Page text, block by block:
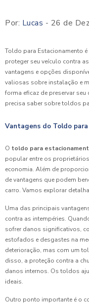
Por: Lucas - 26 de
Toldo para Estacionamento
proteger seu veículo contra
vantagens e opções
valiosas sobre instalação e
forma eficaz de preservar
precisa saber sobre toldos
Vantagens do Toldo
O toldo para
popular entre os
economia. Além de
de vantagens que podem
carro. Vamos explorar
Uma das principais
contra as intempéries.
sofrer danos significativos,
estofados e desgastes na
deterioração, mas com um
disso, a proteção contra a
danos internos. Os toldos
ideais.
Outro ponto importante é o